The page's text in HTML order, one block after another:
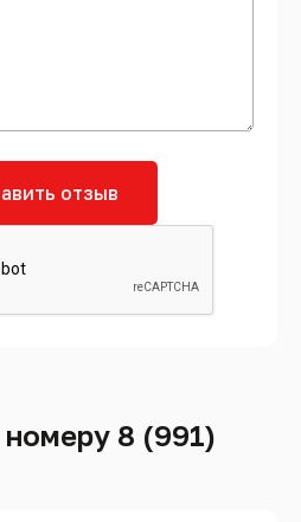
отзыв
номеру 8 (991)